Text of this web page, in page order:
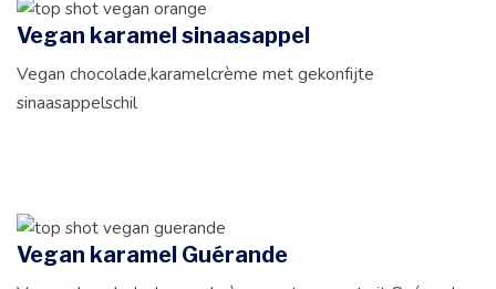
Vegan karamel sinaasappel
Vegan chocolade,karamelcrème met gekonfijte
sinaasappelschil
Vegan karamel Guérande